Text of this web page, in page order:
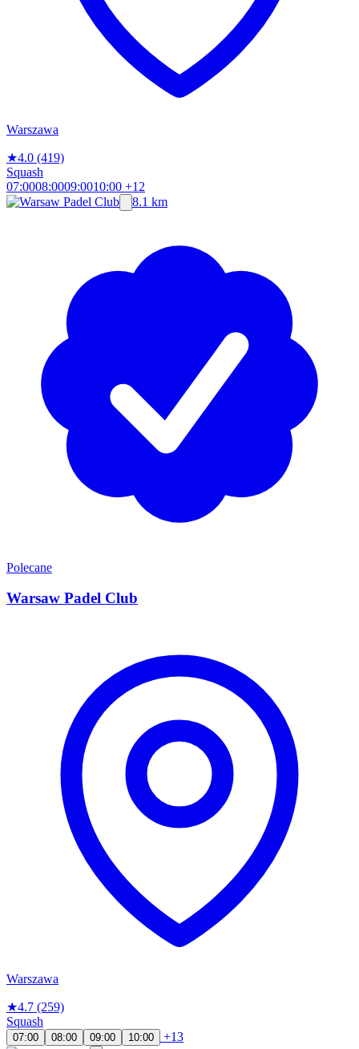
Warszawa
★4.0 (419)
Squash
07:0008:0009:0010:00 +12
8.1 km
Polecane
Warsaw Padel Club
Warszawa
★4.7 (259)
Squash
07:00 08:00 09:00 10:00
+13